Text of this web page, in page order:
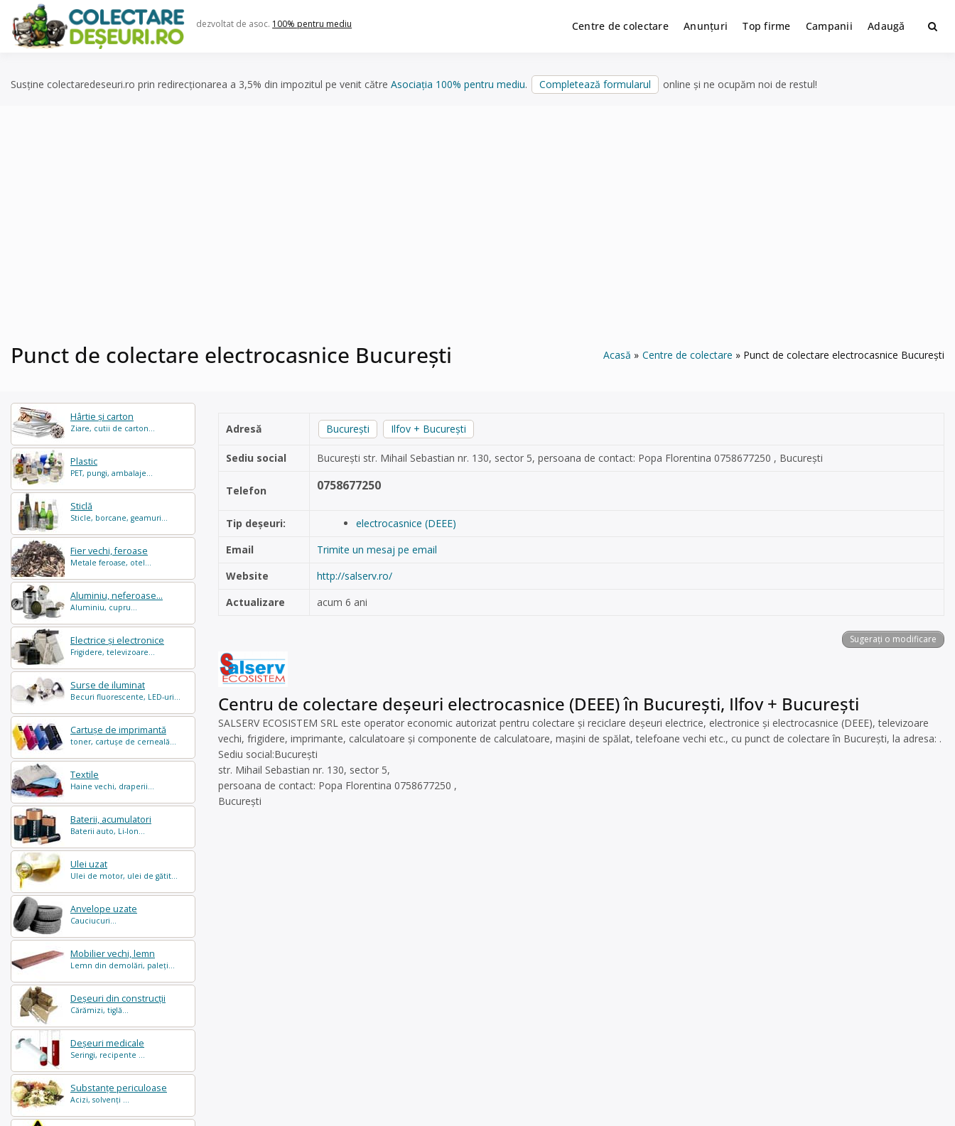
content
dezvoltat de asoc. 100% pentru mediu Centre de colectare Anunțuri Top firme Campanii Adaugă
Susține colectaredeseuri.ro prin redirecționarea a 3,5% din impozitul pe venit către Asociația 100% pentru mediu. Completează formularul online și ne ocupăm noi de restul!
Punct de colectare electrocasnice București Acasă Centre de colectare Punct de colectare electrocasnice București
Hârtie și carton
Ziare, cutii de carton...
Plastic
PET, pungi, ambalaje...
Sticlă
Sticle, borcane, geamuri...
Fier vechi, feroase
Metale feroase, otel...
Aluminiu, neferoase...
Aluminiu, cupru...
Electrice și electronice
Frigidere, televizoare...
Surse de iluminat
Becuri fluorescente, LED-uri...
Cartușe de imprimantă
toner, cartușe de cerneală...
Textile
Haine vechi, draperii...
Baterii, acumulatori
Baterii auto, Li-Ion...
Ulei uzat
Ulei de motor, ulei de gătit...
Anvelope uzate
Cauciucuri...
Mobilier vechi, lemn
Lemn din demolări, paleți...
Deșeuri din construcții
Cărămizi, tiglă...
Deșeuri medicale
Seringi, recipente ...
Substanțe periculoase
Acizi, solvenți ...
Adresă București Ilfov + București
Sediu social București str. Mihail Sebastian nr. 130, sector 5, persoana de contact: Popa Florentina 0758677250 , București
Telefon 0758677250
Tip deșeuri:
electrocasnice (DEEE)
Email
Trimite un mesaj pe email
Website
http://salserv.ro/
Actualizare
acum 6 ani
Sugerați o modificare
Centru de colectare deșeuri electrocasnice (DEEE) în București, Ilfov + București
SALSERV ECOSISTEM SRL este operator economic autorizat pentru colectare și reciclare deșeuri electrice, electronice și electrocasnice (DEEE), televizoare
vechi, frigidere, imprimante, calculatoare și componente de calculatoare, mașini de spălat, telefoane vechi etc., cu punct de colectare în București, la adresa: .
Sediu social:București
str. Mihail Sebastian nr. 130, sector 5,
persoana de contact: Popa Florentina 0758677250 ,
București